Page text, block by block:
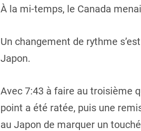
À la mi-temps, le Canada
Un changement de rythme
Japon.
Avec 7:43 à faire au troisième
point a été ratée, puis une
au Japon de marquer un